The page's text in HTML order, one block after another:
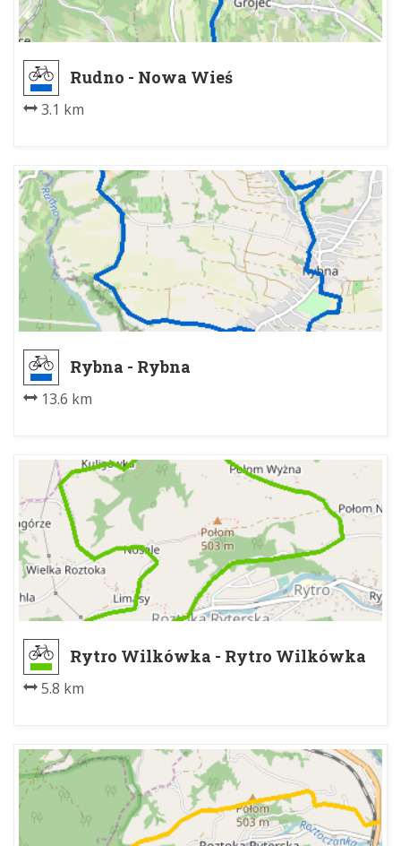
Rudno - Nowa Wieś
3.1 km
Rybna - Rybna
13.6 km
Rytro Wilkówka - Rytro Wilkówka
5.8 km